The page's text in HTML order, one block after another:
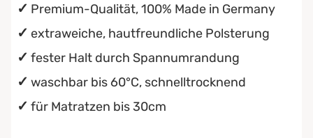
Premium-Qualität, 100% Made in Germany
extraweiche, hautfreundliche Polsterung
fester Halt durch Spannumrandung
waschbar bis 60°C, schnelltrocknend
für Matratzen bis 30cm